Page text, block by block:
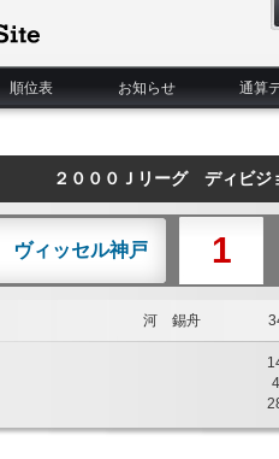
順位表 お知らせ 通算
２０００Ｊリーグ ディビ
ヴィッセル神戸 1
河 錫舟
4